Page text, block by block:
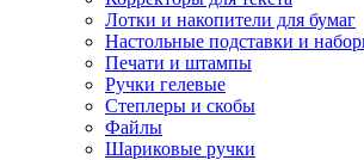
Лотки и накопители для бумаг
Настольные подставки и
Печати и штампы
Ручки гелевые
Степлеры и скобы
Файлы
Шариковые ручки